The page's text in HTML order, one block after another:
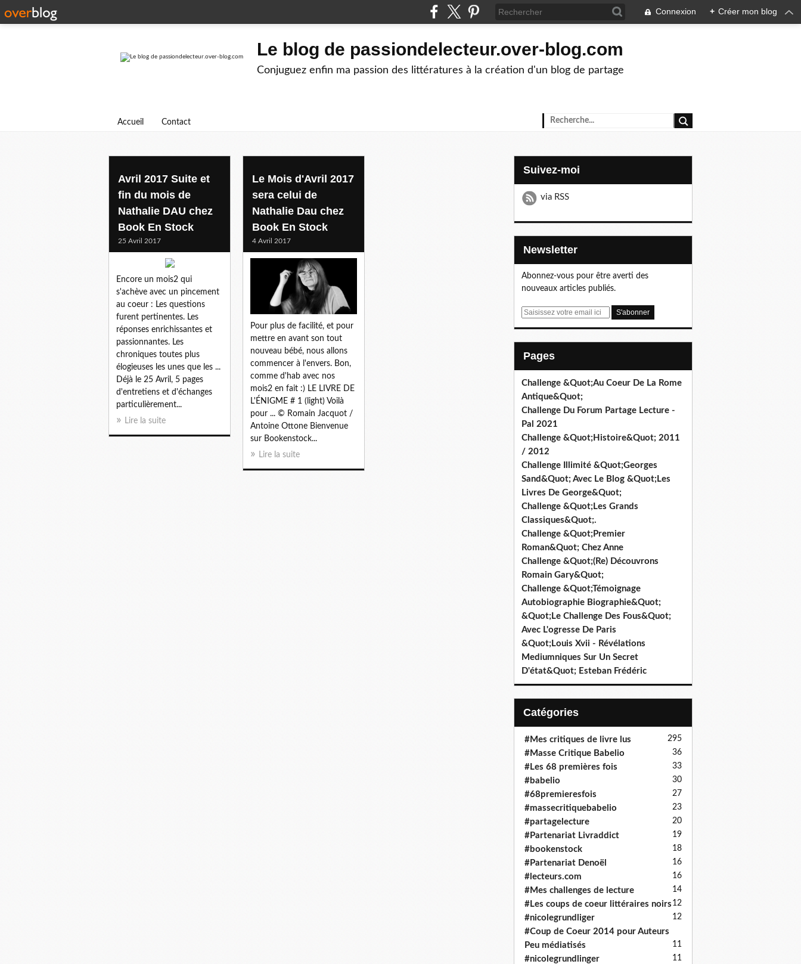
Connexion + Créer mon blog
Le blog de passiondelecteur.over-blog.com
Conjuguez enfin ma passion des littératures à la création d'un blog de partage
Accueil Contact
Avril 2017 Suite et
fin du mois de
Nathalie DAU chez
Book En Stock
25 Avril 2017
Encore un mois2 qui
s'achève avec un pincement
au coeur : Les questions
furent pertinentes. Les
réponses enrichissantes et
passionnantes. Les
chroniques toutes plus
élogieuses les unes que les ...
Déjà le 25 Avril, 5 pages
d'entretiens et d'échanges
particulièrement...
Lire la suite
Le Mois d'Avril 2017
sera celui de
Nathalie Dau chez
Book En Stock
4 Avril 2017
Pour plus de facilité, et pour
mettre en avant son tout
nouveau bébé, nous allons
commencer à l'envers. Bon,
comme d'hab avec nos
mois2 en fait :) LE LIVRE DE
L'ÉNIGME # 1 (light) Voilà
pour ... © Romain Jacquot /
Antoine Ottone Bienvenue
sur Bookenstock...
Lire la suite
Suivez-moi
via RSS
Newsletter
Abonnez-vous pour être averti des
nouveaux articles publiés.
E
Pages
Challenge &Quot;Au Coeur De La Rome
Antique&Quot;
Challenge Du Forum Partage Lecture -
Pal 2021
Challenge &Quot;Histoire&Quot; 2011
/ 2012
Challenge Illimité &Quot;Georges
Sand&Quot; Avec Le Blog &Quot;Les
Livres De George&Quot;
Challenge &Quot;Les Grands
Classiques&Quot;.
Challenge &Quot;Premier
Roman&Quot; Chez Anne
Challenge &Quot;(Re) Découvrons
Romain Gary&Quot;
Challenge &Quot;Témoignage
Autobiographie Biographie&Quot;
&Quot;Le Challenge Des Fous&Quot;
Avec L'ogresse De Paris
&Quot;Louis Xvii - Révélations
Mediumniques Sur Un Secret
D'état&Quot; Esteban Frédéric
Catégories
#Mes critiques de livre lus 295
#Masse Critique Babelio 36
#Les 68 premières fois 33
#babelio 30
#68premieresfois 27
#massecritiquebabelio 23
#partagelecture 20
#Partenariat Livraddict 19
#bookenstock 18
#Partenariat Denoël 16
#lecteurs.com 16
#Mes challenges de lecture 14
#Les coups de coeur littéraires noirs 12
#nicolegrundliger 12
#Coup de Coeur 2014 pour Auteurs
Peu médiatisés
11
#nicolegrundlinger 11